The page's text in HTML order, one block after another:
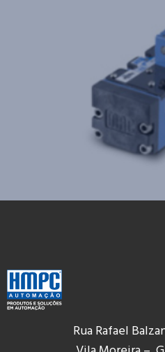
Rua Rafael